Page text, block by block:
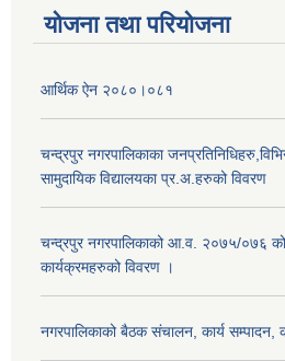
योजना तथा परियोजना
आर्थिक ऐन २०८०।०८१
चन्द्रपुर नगरपालिकाका
सामुदायिक विद्यालयका प्र.अ.हरुको विवरण
चन्द्रपुर नगरपालिकाको आ.व. २०७५/०७६
कार्यक्रमहरुको विवरण ।
नगरपालिकाको बैठक संचालन, कार्य सम्पादन,